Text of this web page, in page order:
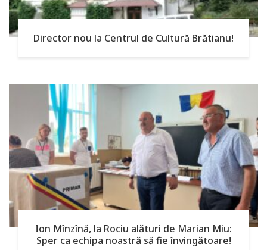
Director nou la Centrul de Cultură Brătianu!
Ion Mînzînă, la Rociu alături de Marian Miu:
Sper ca echipa noastră să fie învingătoare!